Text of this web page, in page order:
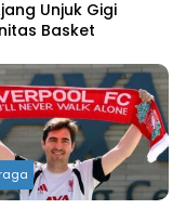
Unjuk Gigi
Basket